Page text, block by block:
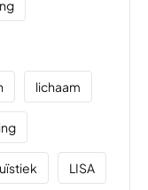
lichaam
LISA